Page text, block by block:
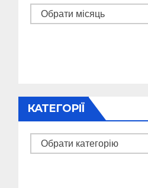
Архіви
КАТЕГОРІЇ
Категорії